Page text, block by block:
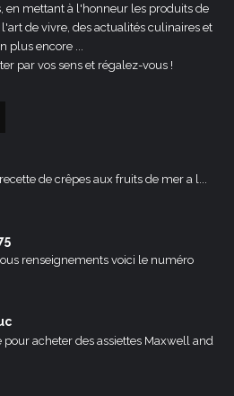
en mettant à l'honneur les produits de
de vivre, des actualités culinaires et
plus encore ...
par vos sens et régalez-vous !
de crêpes aux fruits de mer a l...
renseignements voici le numéro
acheter des assiettes Maxwell and